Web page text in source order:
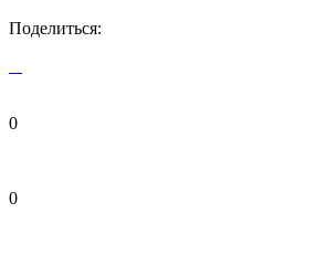
Поделиться:
0
0